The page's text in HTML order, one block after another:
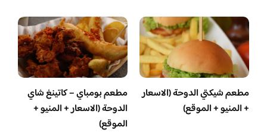
مطعم شيكتي الدوحة (الاسعار
+ المنيو + الموقع)
مطعم بومباي – كاتينغ شاي
الدوحة (الاسعار + المنيو +
الموقع)